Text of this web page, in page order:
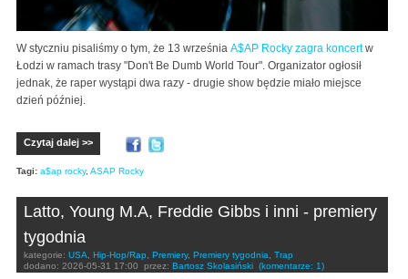
W styczniu pisaliśmy o tym, że 13 września A$AP Rocky zagra koncertw
Łodzi w ramach trasy "Don't Be Dumb World Tour". Organizator ogłosił
jednak, że raper wystąpi dwa razy - drugie show będzie miało miejsce
dzień później.
Czytaj dalej >>
Tagi: a$ap rocky, ASAP Rocky
Latto, Young M.A, Freddie Gibbs i inni - premiery
tygodnia
kategorie: USA Hip-Hop/Rap Premiery, Premiery tygodnia
Trap
dodano: 2026-05-31 17:00 przez: Bartosz Skolasiński (komentarze: 1)